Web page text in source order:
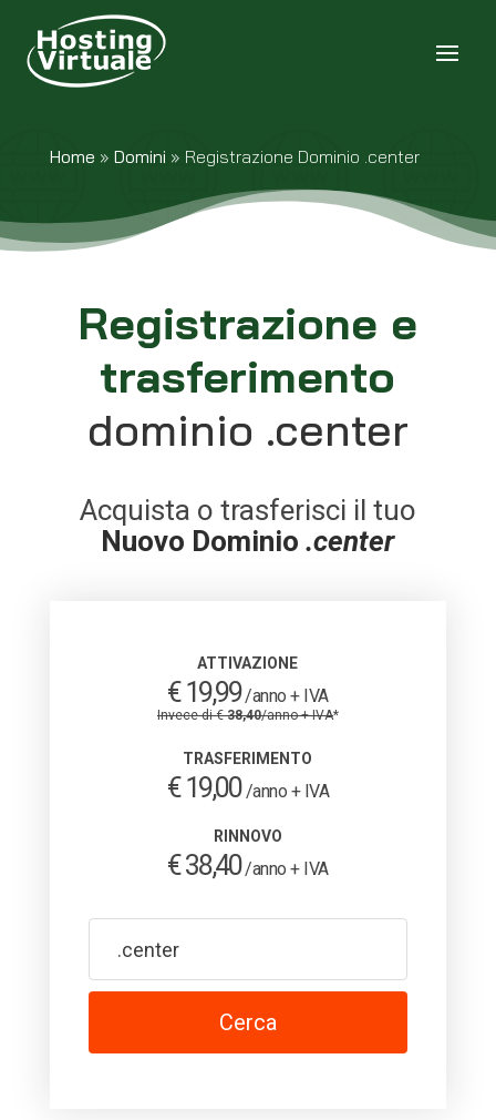
Home » Domini » Registrazione Dominio .center
Registrazione e
trasferimento
dominio .center
Acquista o trasferisci il tuo
Nuovo Dominio.center
ATTIVAZIONE
€ 19,99/anno + IVA
Invece di €38,40/anno + IVA*
TRASFERIMENTO
€ 19,00/anno + IVA
RINNOVO
€ 38,40/anno + IVA
Cerca